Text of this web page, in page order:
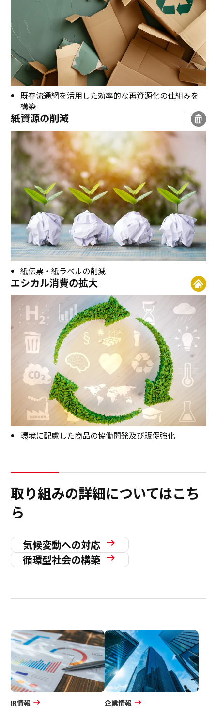
既存流通網を活用した効率的な再資源化の仕組みを
構築
紙資源の削減
紙伝票・紙ラベルの削減
エシカル消費の拡大
環境に配慮した商品の協働開発及び販促強化
取り組みの詳細についてはこち
ら
気候変動への対応
循環型社会の構築
IR情報 企業情報